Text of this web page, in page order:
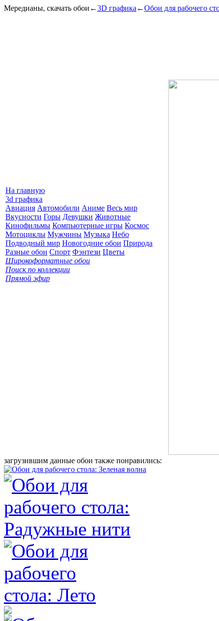
Мередианы, скачать обои ←3D графика ←Обои для рабочего
На главную
3d графика
Авиация Автомобили Аниме Весь мир
Вкусности Горы Девушки Животные
Кинофильмы Компьютерные игры Космос
Мотоциклы Мужчины Музыка Небо
Подводный мир Новогодние обои Природа
Разные обои Спорт Фэнтези Цветы
Широкоформатные обои
Поиск по коллекции
Прямой эфир
загрузившим данные обои также понравились: